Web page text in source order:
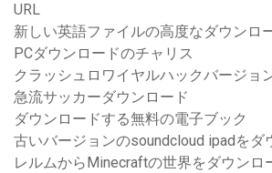
URL
新しい英語ファイルの高度なダウンロ
PCダウンロードのチャリス
クラッシュロワイヤルハックバージョ
急流サッカーダウンロード
ダウンロードする無料の電子ブック
古いバージョンのsoundcloud ipadをダ
レルムからMinecraftの世界をダウンロ